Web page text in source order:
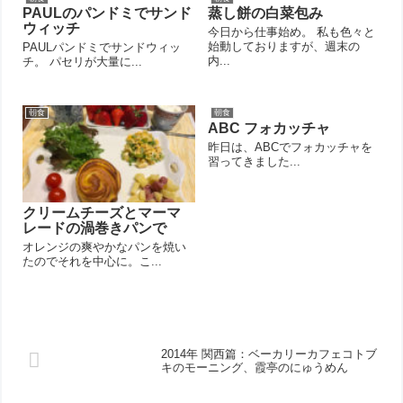
PAULのパンドミでサンド
ウィッチ
PAULパンドミでサンドウィッ
チ。 パセリが大量に...
蒸し餅の白菜包み
今日から仕事始め。 私も色々と
始動しておりますが、週末の
内...
朝食
クリームチーズとマーマ
レードの渦巻きパンで
オレンジの爽やかなパンを焼い
たのでそれを中心に。こ...
朝食
ABC フォカッチャ
昨日は、ABCでフォカッチャを
習ってきました...
2014年 関西篇：ベーカリーカフェコトブ
キのモーニング、霞亭のにゅうめん